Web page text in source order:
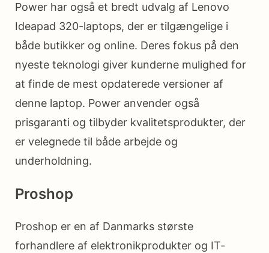
Power har også et bredt udvalg af Lenovo
Ideapad 320-laptops, der er tilgængelige i
både butikker og online. Deres fokus på den
nyeste teknologi giver kunderne mulighed for
at finde de mest opdaterede versioner af
denne laptop. Power anvender også
prisgaranti og tilbyder kvalitetsprodukter, der
er velegnede til både arbejde og
underholdning.
Proshop
Proshop er en af Danmarks største
forhandlere af elektronikprodukter og IT-